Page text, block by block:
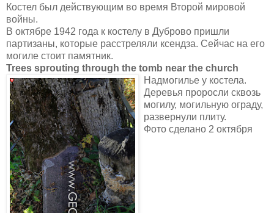
Костел был действующим во время Второй мировой
войны.
В октябре 1942 года к костелу в Дуброво пришли
партизаны, которые расстреляли ксендза. Сейчас на его
могиле стоит памятник.
Trees sprouting through the tomb near the church
Надмогилье у костела.
Деревья проросли сквозь
могилу, могильную ограду,
развернули плиту.
Фото сделано 2 октября